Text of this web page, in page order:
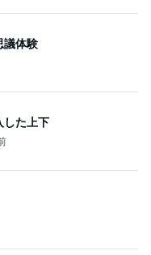
議体験
した上下